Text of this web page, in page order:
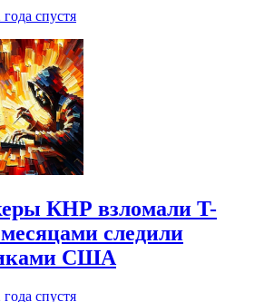
года спустя
КНР взломали T-
следили
США
года спустя